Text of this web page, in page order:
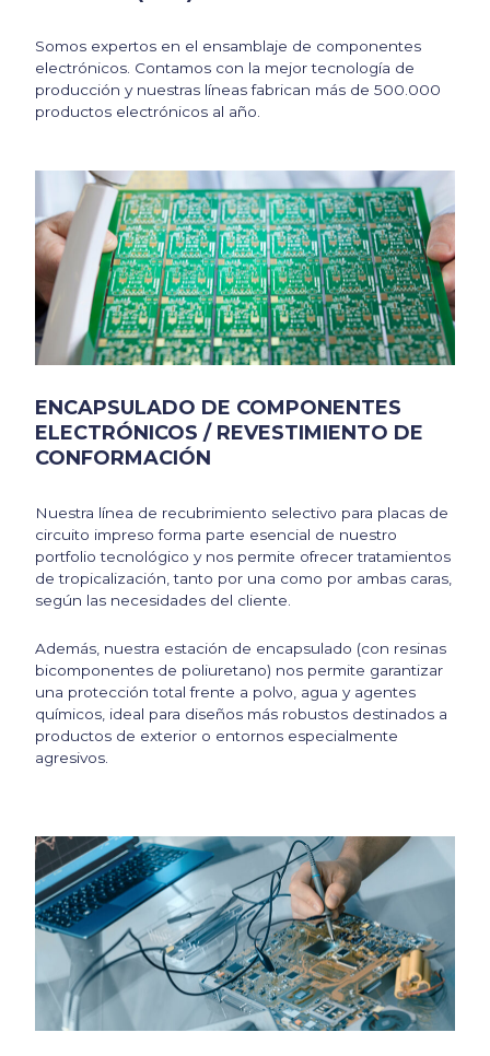
Somos expertos en el ensamblaje de componentes
electrónicos. Contamos con la mejor tecnología de
producción y nuestras líneas fabrican más de 500.000
productos electrónicos al año.
ENCAPSULADO DE COMPONENTES
ELECTRÓNICOS / REVESTIMIENTO DE
CONFORMACIÓN
Nuestra línea de recubrimiento selectivo para placas de
circuito impreso forma parte esencial de nuestro
portfolio tecnológico y nos permite ofrecer tratamientos
de tropicalización, tanto por una como por ambas caras,
según las necesidades del cliente.
Además, nuestra estación de encapsulado (con resinas
bicomponentes de poliuretano) nos permite garantizar
una protección total frente a polvo, agua y agentes
químicos, ideal para diseños más robustos destinados a
productos de exterior o entornos especialmente
agresivos.